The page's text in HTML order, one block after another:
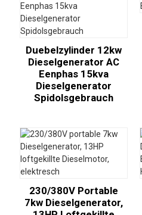
Duebelzylinder 12kw
Dieselgenerator AC
Eenphas 15kva
Dieselgenerator
Spidolsgebrauch
230/380V Portable
7kw Dieselgenerator,